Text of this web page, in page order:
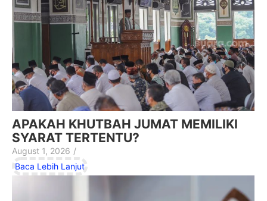
APAKAH KHUTBAH JUMAT MEMILIKI
SYARAT TERTENTU?
August 1, 2026 /
Baca Lebih Lanjut